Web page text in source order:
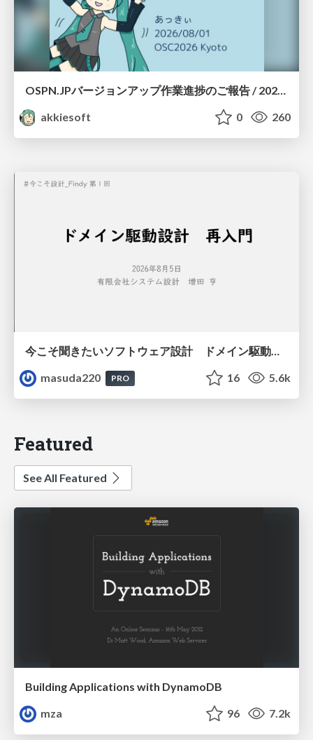
akkiesoft
0 260
今こそ聞きたいソフトウェア設計 ドメイン駆動設計再入門
masuda220
PRO 16 5.6k
Featured
See All Featured
Building Applications with DynamoDB
mza
96 7.2k